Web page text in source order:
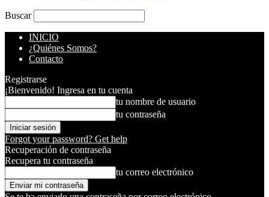
Buscar
INICIO
¿Quiénes Somos?
Contacto
Registrarse
¡Bienvenido! Ingresa en tu cuenta
tu nombre de usuario
tu contraseña
Forgot your password? Get help
Recuperación de contraseña
Recupera tu contraseña
tu correo electrónico